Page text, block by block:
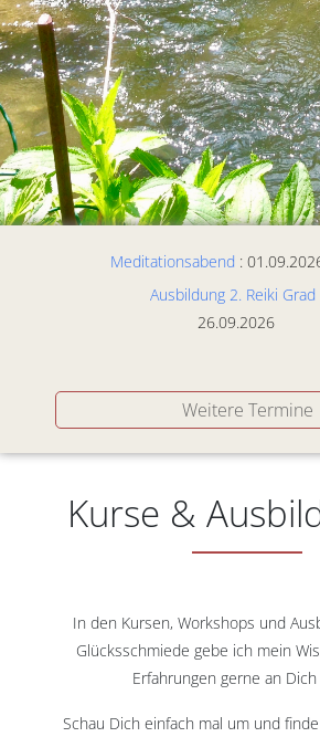
Meditationsabend :
Ausbildung 2. Reiki Grad
26.09.2026
Weitere Termine
Kurse &
In den Kursen, Workshops und
Glücksschmiede gebe ich mein
Erfahrungen gerne an
Schau Dich einfach mal um und